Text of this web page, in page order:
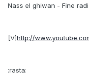
Nass el ghiwan - Fine
[V]http://
:rasta: